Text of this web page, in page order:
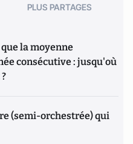
PLUS PARTAGES
la moyenne
consécutive : jusqu'où
(semi-orchestrée) qui